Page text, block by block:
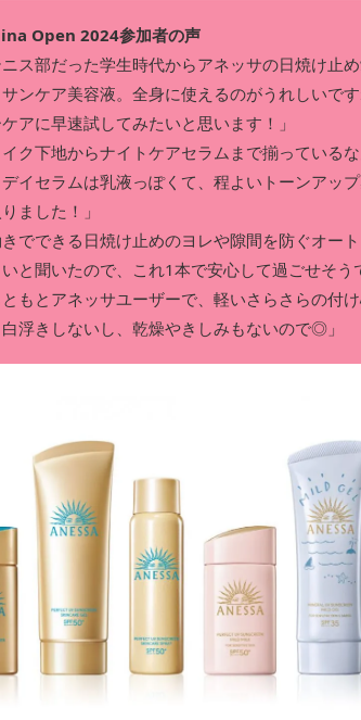
Open 2024参加者の声
ニス部だった学生時代からアネッサの日焼け止
ンケア美容液。全身に使えるのがうれしいで
アに早速試してみたいと思います！」
イク下地からナイトケアセラムまで揃っている
イセラムは乳液っぽくて、程よいトーンアッ
ました！」
きでできる日焼け止めのヨレや隙間を防ぐオー
と聞いたので、これ1本で安心して過ごせそう
ともとアネッサユーザーで、軽いさらさらの付
浮きしないし、乾燥やきしみもないので◎」